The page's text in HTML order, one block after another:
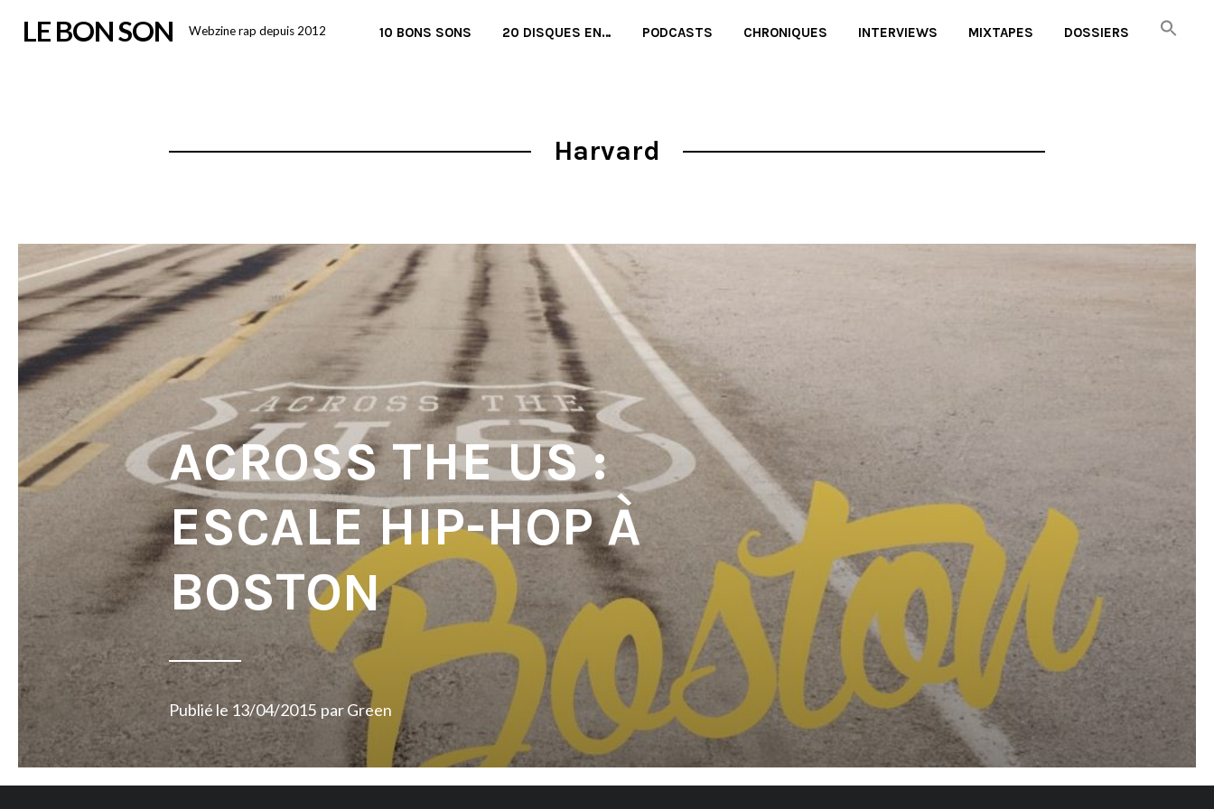
LE BON SON Webzine rap depuis 2012 10 BONS SONS 20 DISQUES EN… PODCASTS CHRONIQUES INTERVIEWS MIXTAPES DOSSIERS
Harvard
ACROSS THE US :
ESCALE HIP-HOP À
BOSTON
Publié le13/04/2015 parGreen